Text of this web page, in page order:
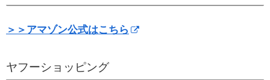
＞＞アマゾン公式はこちら
ヤフーショッピング